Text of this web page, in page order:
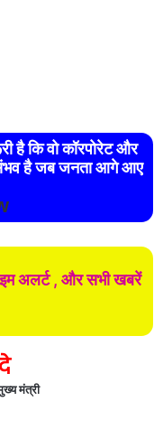
है कि वो कॉरपोरेट और
है जब जनता आगे आए
अलर्ट , और सभी खबरें
मंत्री